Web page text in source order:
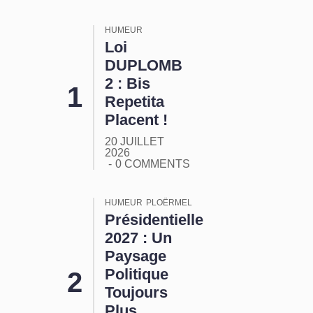
HUMEUR
Loi
DUPLOMB
2 : Bis
Repetita
Placent !
20 JUILLET
2026
0 COMMENTS
HUMEUR PLOËRMEL
Présidentielle
2027 : Un
Paysage
Politique
Toujours